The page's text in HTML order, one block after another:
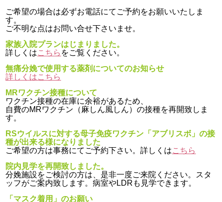
ご希望の場合は必ずお電話にてご予約をお願いいたしま
す。
ご不明な点はお問い合せ下さいませ。
家族入院プランはじまりました。
詳しくはこちら をご覧ください。
無痛分娩で使用する薬剤についてのお知らせ
詳しくはこちら
MRワクチン接種について
ワクチン接種の在庫に余裕があるため、
自費のMRワクチン（麻しん風しん）の接種を再開致しま
す。
RSウイルスに対する母子免疫ワクチン「アブリスボ」の接
種が出来る様になりました
ご希望の方は事務にてご予約下さい。詳しくはこちら
院内見学を再開致しました。
分娩施設をご検討の方は、是非一度ご来院ください。スタ
ッフがご案内致します。病室やLDRも見学できます。
「マスク着用」のお願い